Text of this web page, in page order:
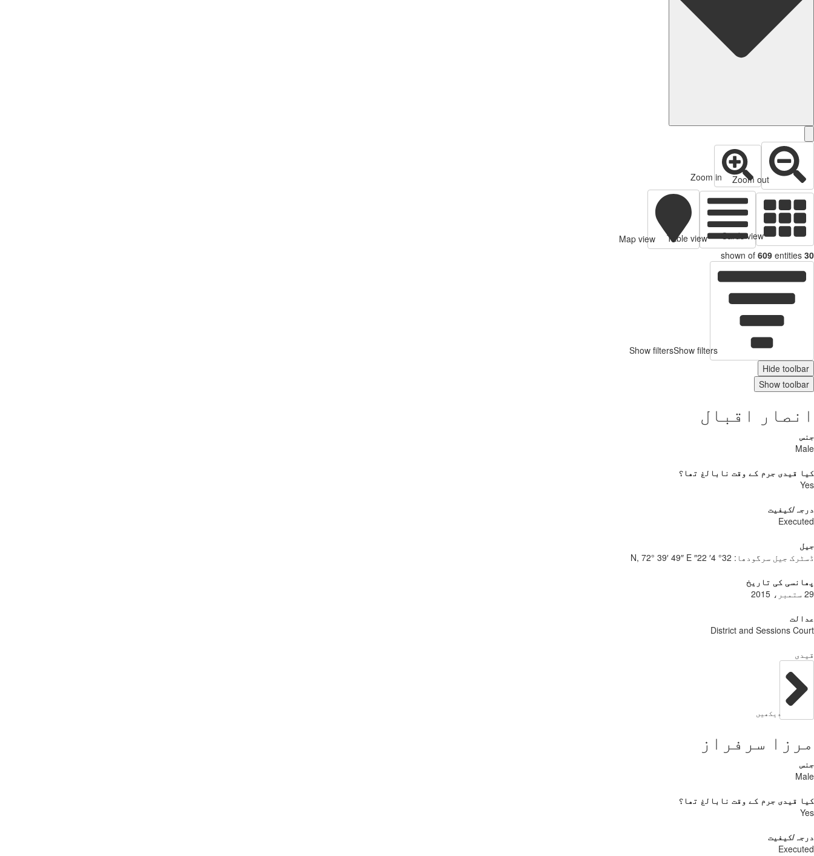
Zoom out
Zoom in
Cards view
Table view
Map view
30
shown of 609 entities
Show filtersShow filters
Hide toolbar
Show toolbar
انصار اقبال
جنس
Male
کیا قیدی جرم کے وقت نابالغ تھا؟
Yes
درجہ/کیفیت
Executed
جیل
ڈسٹرک جیل سرگودھا: 32° 4′ 22″ N, 72° 39′ 49″ E
پھانسی کی تاریخ
29 ستمبر، 2015
عدالت
District and Sessions Court
قیدی
دیکھیں
مرزا سرفراز
جنس
Male
کیا قیدی جرم کے وقت نابالغ تھا؟
Yes
درجہ/کیفیت
Executed